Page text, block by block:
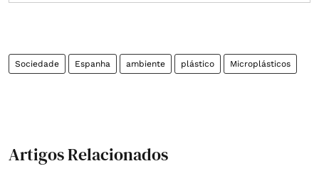
Sociedade Espanha ambiente plástico Microplásticos
Artigos Relacionados